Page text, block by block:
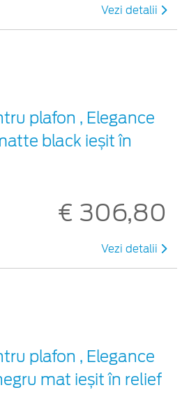
Vezi detalii
plafon , Elegance
black ieșit în
€ 306,80
Vezi detalii
plafon , Elegance
mat ieșit în relief